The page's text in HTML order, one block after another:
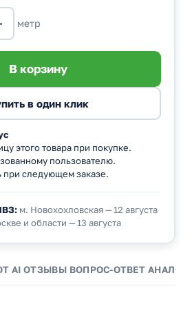
метр
этого товара при покупке.
пользователю.
при следующем заказе.
м. Новохохловская — 12 августа
и области — 13 августа
AI ОТЗЫВЫ ВОПРОС-ОТВЕТ